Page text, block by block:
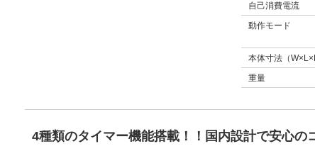
自己消費電流
動作モード
本体寸法（
重量
4種類のタイマー機能搭載！！国内設計で安心の